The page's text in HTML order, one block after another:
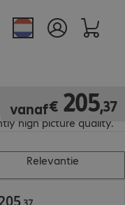
high picture quality.
vanaf€ 205,37
€ 205,37
Relevantie
,37